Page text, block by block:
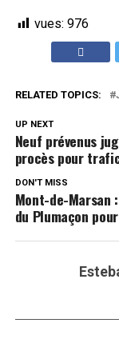
vues: 976
RELATED TOPICS:
UP NEXT
Neuf prévenus
procès pour
DON'T MISS
Mont-de-Marsan
du Plumaçon